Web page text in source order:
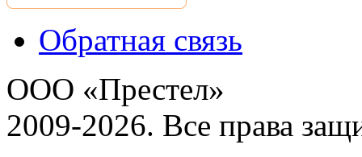
Обратная связь
ООО «Престел»
2009-2026. Все права